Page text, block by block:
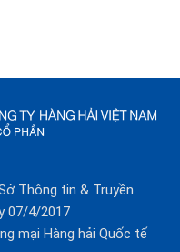
Thông tin & Truyền
07/4/2017
mại Hàng hải Quốc tế